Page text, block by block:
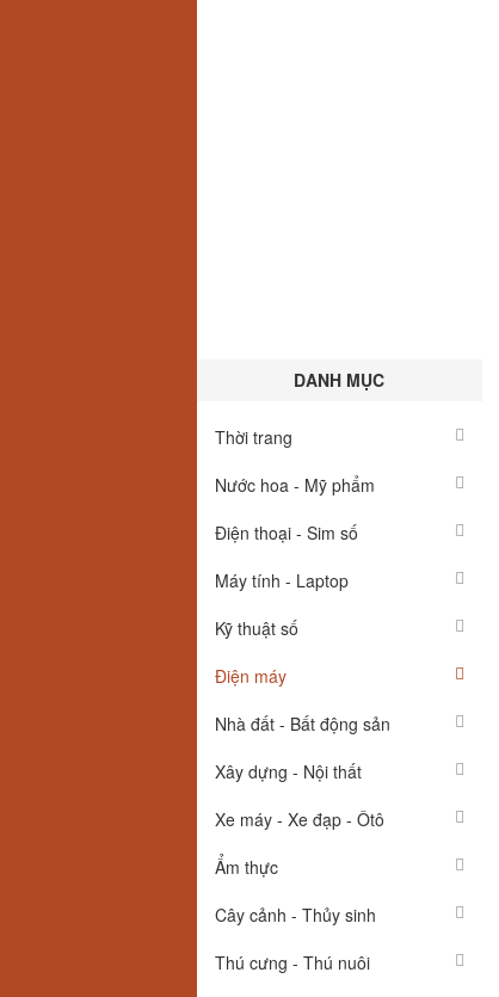
DANH MỤC
Thời trang
Nước hoa - Mỹ phẩm
Điện thoại - Sim số
Máy tính - Laptop
Kỹ thuật số
Điện máy
Nhà đất - Bất động sản
Xây dựng - Nội thất
Xe máy - Xe đạp - Ôtô
Ẩm thực
Cây cảnh - Thủy sinh
Thú cưng - Thú nuôi